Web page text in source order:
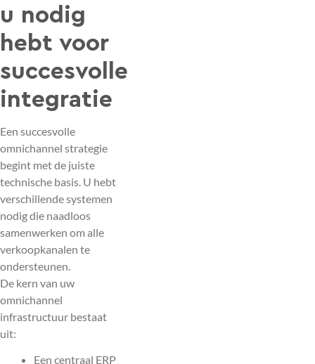
u nodig
hebt voor
succesvolle
integratie
Een succesvolle
omnichannel strategie
begint met de juiste
technische basis. U hebt
verschillende systemen
nodig die naadloos
samenwerken om alle
verkoopkanalen te
ondersteunen.
De kern van uw
omnichannel
infrastructuur bestaat
uit:
Een centraal ERP